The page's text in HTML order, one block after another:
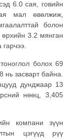
6.0 сая, говийн
мал өвөлжиж,
болон
өрхийн 3.2 мянган
болох 69
нь засварт байна.
дунджаар 13
нөөц, 3,405
компани зүүн
цэгүүд рүү